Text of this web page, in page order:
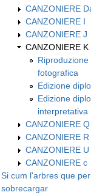
CANZONIERE
CANZONIERE I
CANZONIERE J
CANZONIERE K
Riproduzione
fotografica
Edizione
Edizione
interpretativa
CANZONIERE Q
CANZONIERE R
CANZONIERE U
CANZONIERE c
Si cum l'arbres que per
sobrecargar